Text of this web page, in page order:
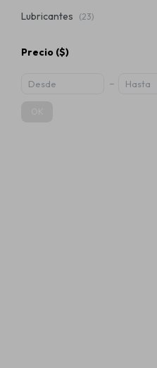
Lubricantes (23)
Precio ($)